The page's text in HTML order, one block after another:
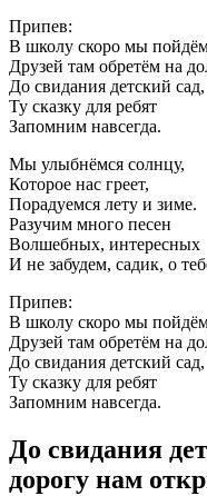
Припев:
В школу скоро мы
Друзей там обретём на
До свидания детский сад,
Ту сказку для ребят
Запомним навсегда.
Мы улыбнёмся солнцу,
Которое нас греет,
Порадуемся лету и зиме.
Разучим много песен
Волшебных, интересных
И не забудем, садик, о
Припев:
В школу скоро мы
Друзей там обретём на
До свидания детский сад,
Ту сказку для ребят
Запомним навсегда.
До свидания
дорогу нам